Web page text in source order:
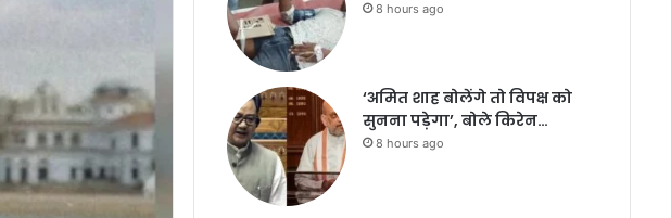
8 hours ago
‘अमित शाह बोलेंगे तो विपक्ष को
सुनना पड़ेगा’, बोले किरेन…
8 hours ago